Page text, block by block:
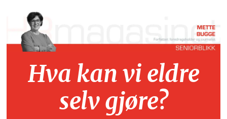
Hva kan vi eldre
selv gjøre?